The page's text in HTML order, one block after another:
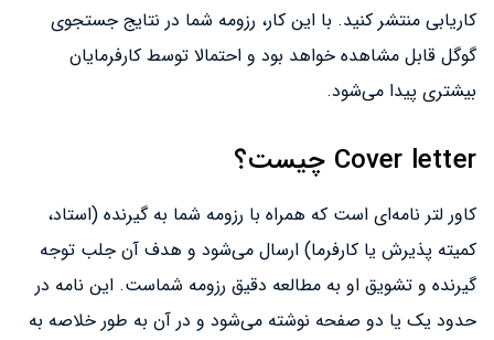
کاریابی منتشر کنید. با این کار، رزومه شما در نتایج جستجوی
گوگل قابل مشاهده خواهد بود و احتمالا توسط کارفرمایان
بیشتری پیدا می‌شود.
Cover letter چیست؟
کاور لتر نامه‌ای است که همراه با رزومه شما به گیرنده (استاد،
کمیته پذیرش یا کارفرما) ارسال می‌شود و هدف آن جلب توجه
گیرنده و تشویق او به مطالعه دقیق رزومه شماست. این نامه در
حدود یک یا دو صفحه نوشته می‌شود و در آن به طور خلاصه به